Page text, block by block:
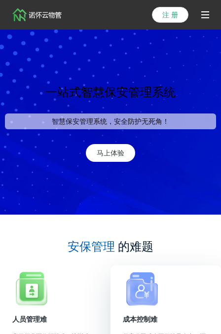
注 册
首页
解决方案
医院方案
客户案例
资讯列表
关于我们
一站式智慧保安管理系统
智慧保安管理系统，安全防护无死角！
马上体验
安保管理 的难题
人员管理难 成本控制难